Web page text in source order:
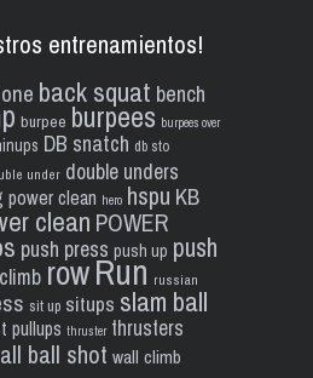
entrenamientos!
back squat bench
burpee burpees burpees over
DB snatch db sto
under double unders
power clean hero hspu KB
clean POWER
push press push up push
rowRun russian
sit up situps slam ball
pullups thruster thrusters
ball shot wall climb